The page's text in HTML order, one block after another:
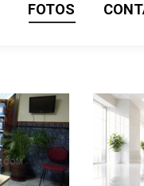
FOTOS